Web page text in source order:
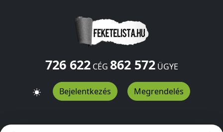
726 622CÉG 862 572ÜGYE
Bejelentkezés Megrendelés